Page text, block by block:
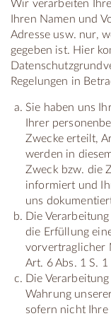
Wir verarbeiten
Ihren Namen und
Adresse usw. nur,
gegeben ist. Hier
Regelungen in
Sie haben uns
Ihrer
Zwecke erteilt,
werden in
Zweck bzw. die
informiert und
uns
Die
die Erfüllung
vorvertraglicher
Art. 6 Abs. 1 S.
Die
Wahrung
sofern nicht Ihre